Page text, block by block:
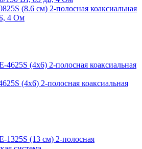
(8.6 см) 2-полосная коаксиальная
4 Ом
(4x6) 2-полосная коаксиальная